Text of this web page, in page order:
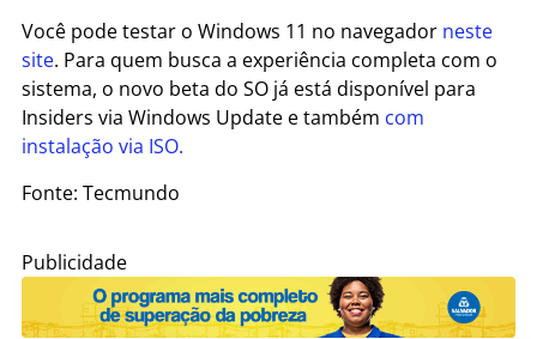
Você pode testar o Windows 11 no navegador neste
site. Para quem busca a experiência completa com o
sistema, o novo beta do SO já está disponível para
Insiders via Windows Update e também com
instalação via ISO.
Fonte: Tecmundo
Publicidade